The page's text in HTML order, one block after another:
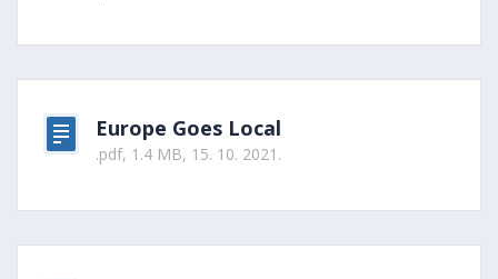
Europe Goes Local
.pdf, 1.4 MB, 15. 10. 2021.